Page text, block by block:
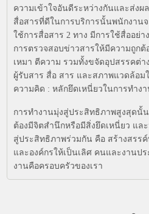
ความเข้าใจอันดีระหว่างกันและส่งผ
สื่อสารที่ดีในการบริการนั้นพนักงาน
ใช้การสื่อสาร 2 ทาง มีการใช้สื่ออย่
การตรวจสอบข่าวสารให้มีความถูก
เหมา ตีความ รวมทั้งขจัดอุปสรรคต่า
ผู้รับสาร สื่อ สาร และสภาพแวดล้อ
ความคิด : หลักยึดเหนี่ยวในการทำง
การทำงานมุ่งสู่ประสิทธิภาพสูงสุดนั้
ต้องมีจิตสำนึกหรือมีสิ่งยึดเหนี่ยว แล
สู่ประสิทธิภาพร่วมกัน คือ สร้างสรร
และองค์กรให้เป็นเลิศ คนและงานป
งานคือครอบครัวของเรา